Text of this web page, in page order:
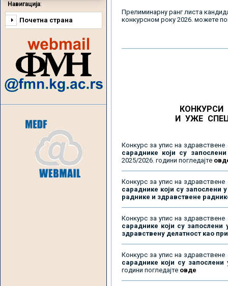
Навигација:
Почетна страна
Прелиминарну ранг листа
конкурсном року 2026. можете
КОНКУРСИ
И УЖЕ
Конкурс за упис на здравствене
сараднике који су
2025/2026. години погледајте
Конкурс за упис на здравствене
сараднике који су запослени
раднике и здравствене
Конкурс за упис на здравствене
сараднике који су
здравствену делатност као
Конкурс за упис на здравствене
сараднике који су
години погледајте овде